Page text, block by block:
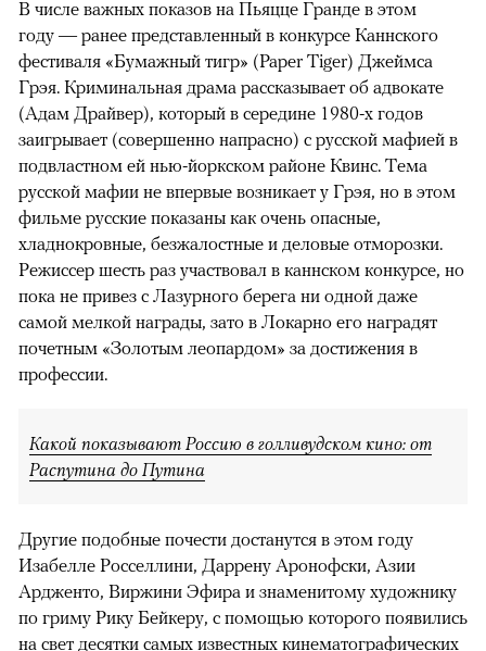
В числе важных показов на Пьяцце Гранде в этом
году — ранее представленный в конкурсе Каннского
фестиваля «Бумажный тигр» (Paper Tiger) Джеймса
Грэя. Криминальная драма рассказывает об адвокате
(Адам Драйвер), который в середине 1980-х годов
заигрывает (совершенно напрасно) с русской мафией в
подвластном ей нью-йоркском районе Квинс. Тема
русской мафии не впервые возникает у Грэя, но в этом
фильме русские показаны как очень опасные,
хладнокровные, безжалостные и деловые отморозки.
Режиссер шесть раз участвовал в каннском конкурсе, но
пока не привез с Лазурного берега ни одной даже
самой мелкой награды, зато в Локарно его наградят
почетным «Золотым леопардом» за достижения в
профессии.
Какой показывают Россию в голливудском кино: от
Распутина до Путина
Другие подобные почести достанутся в этом году
Изабелле Росселлини, Даррену Аронофски, Азии
Ардженто, Виржини Эфира и знаменитому художнику
по гриму Рику Бейкеру, с помощью которого появились
на свет десятки самых известных кинематографических